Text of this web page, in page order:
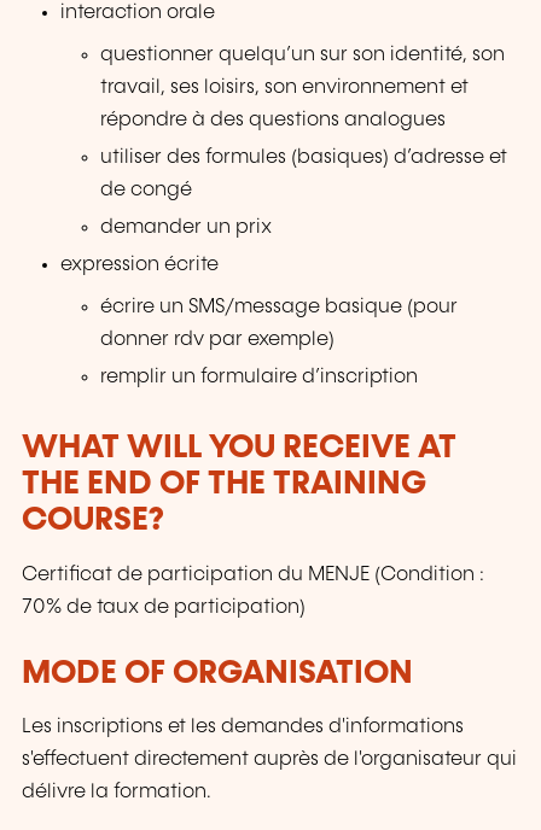
interaction orale
questionner quelqu’un sur son identité, son
travail, ses loisirs, son environnement et
répondre à des questions analogues
utiliser des formules (basiques) d’adresse et
de congé
demander un prix
expression écrite
écrire un SMS/message basique (pour
donner rdv par exemple)
remplir un formulaire d’inscription
WHAT WILL YOU RECEIVE AT
THE END OF THE TRAINING
COURSE?
Certificat de participation du MENJE (Condition :
70% de taux de participation)
MODE OF ORGANISATION
Les inscriptions et les demandes d'informations
s'effectuent directement auprès de l'organisateur qui
délivre la formation.